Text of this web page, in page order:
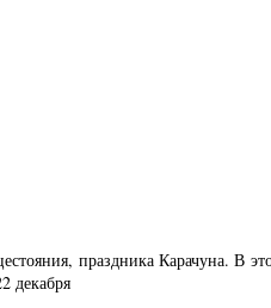
праздника Карачуна. В
декабря